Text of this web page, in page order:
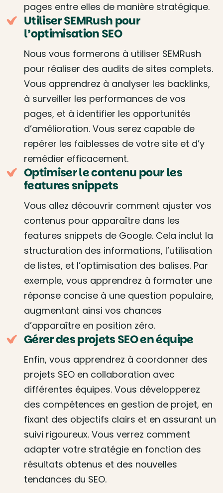
pages entre elles de manière stratégique.
Utiliser SEMRush pour
l’optimisation SEO
Nous vous formerons à utiliser SEMRush
pour réaliser des audits de sites complets.
Vous apprendrez à analyser les backlinks,
à surveiller les performances de vos
pages, et à identifier les opportunités
d’amélioration. Vous serez capable de
repérer les faiblesses de votre site et d’y
remédier efficacement.
Optimiser le contenu pour les
features snippets
Vous allez découvrir comment ajuster vos
contenus pour apparaître dans les
features snippets de Google. Cela inclut la
structuration des informations, l’utilisation
de listes, et l’optimisation des balises. Par
exemple, vous apprendrez à formater une
réponse concise à une question populaire,
augmentant ainsi vos chances
d’apparaître en position zéro.
Gérer des projets SEO en équipe
Enfin, vous apprendrez à coordonner des
projets SEO en collaboration avec
différentes équipes. Vous développerez
des compétences en gestion de projet, en
fixant des objectifs clairs et en assurant un
suivi rigoureux. Vous verrez comment
adapter votre stratégie en fonction des
résultats obtenus et des nouvelles
tendances du SEO.